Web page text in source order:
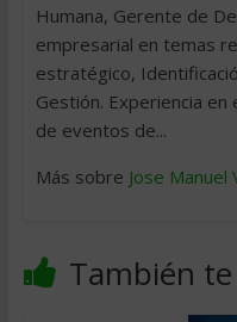
Humana, Gerente de
empresarial en temas
estratégico,
Gestión. Experiencia en
de eventos de...
Más sobre Jose Manuel
También